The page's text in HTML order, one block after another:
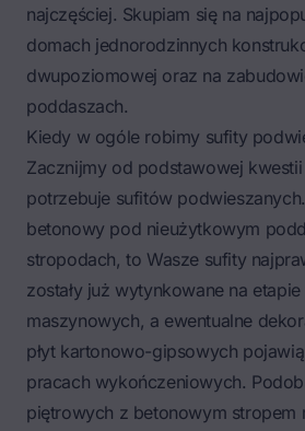
najczęściej. Skupiam się na
domach jednorodzinnych
dwupoziomowej oraz na
poddaszach.
Kiedy w ogóle robimy sufity
Zacznijmy od podstawowej
potrzebuje sufitów
betonowy pod nieużytkowym
stropodach, to Wasze sufity
zostały już wytynkowane na
maszynowych, a ewentualne
płyt kartonowo-gipsowych
pracach wykończeniowych.
piętrowych z betonowym stropem